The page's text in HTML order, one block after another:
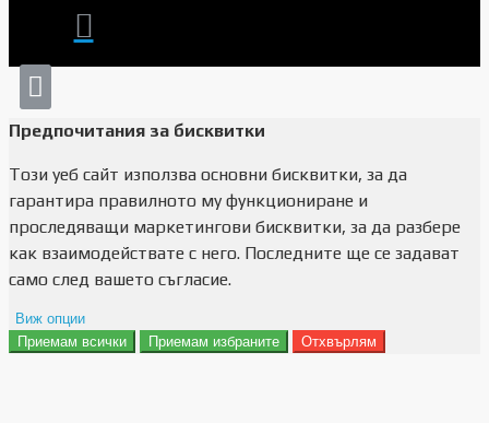
Предпочитания за бисквитки
Този уеб сайт използва основни бисквитки, за да
гарантира правилното му функциониране и
проследяващи маркетингови бисквитки, за да разбере
как взаимодействате с него. Последните ще се задават
само след вашето съгласие.
Виж опции
Препочитания за реклами
Приемам всички Приемам избраните Отхвърлям